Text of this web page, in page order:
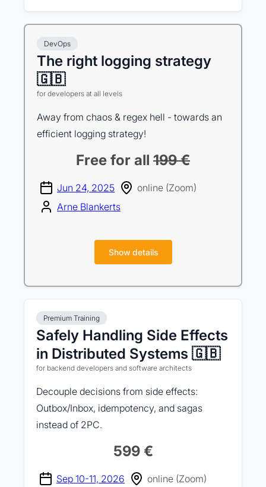
DevOps
The right logging strategy
🇬🇧
for developers at all levels
Away from chaos & regex hell - towards an
efficient logging strategy!
Free for all 199 €
Jun 24, 2025
online (Zoom)
Arne Blankerts
Show details
Premium Training
Safely Handling Side Effects
in Distributed Systems 🇬🇧
for backend developers and software architects
Decouple decisions from side effects:
Outbox/Inbox, idempotency, and sagas
instead of 2PC.
599 €
Sep 10-11, 2026
online (Zoom)